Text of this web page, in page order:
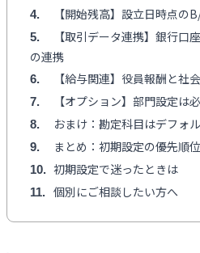
4 【開始残高】設立日時点の
5
【取引データ連携】銀行口
の連携
6 【給与関連】役員報酬と社
7 【オプション】部門設定は
8 おまけ：勘定科目はデフォ
9 まとめ：初期設定の優先順位
10 初期設定で迷ったときは
11 個別にご相談したい方へ